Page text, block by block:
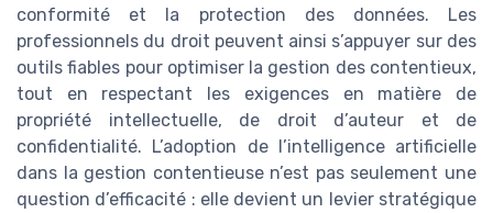
conformité et la protection des données. Les
professionnels du droit peuvent ainsi s’appuyer sur des
outils fiables pour optimiser la gestion des contentieux,
tout en respectant les exigences en matière de
propriété intellectuelle, de droit d’auteur et de
confidentialité. L’adoption de l’intelligence artificielle
dans la gestion contentieuse n’est pas seulement une
question d’efficacité : elle devient un levier stratégique